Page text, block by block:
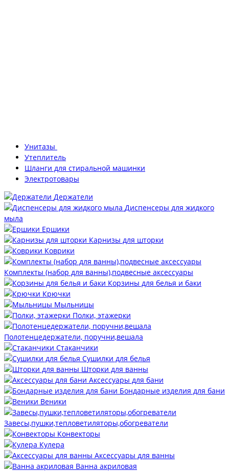
Унитазы
Утеплитель
Шланги для стиральной машинки
Электротовары
Держатели
Диспенсеры для жидкого
мыла
Ершики
Карнизы для шторки
Коврики
Комплекты (набор для ванны),подвесные аксессуары
Корзины для белья и баки
Крючки
Мыльницы
Полки, этажерки
Полотенцедержатели, поручни,вешала
Стаканчики
Сушилки для белья
Шторки для ванны
Аксессуары для бани
Бондарные изделия для бани
Веники
Завесы,пушки,тепловетиляторы,обогреватели
Конвекторы
Кулера
Аксессуары для ванны
Ванна акриловая